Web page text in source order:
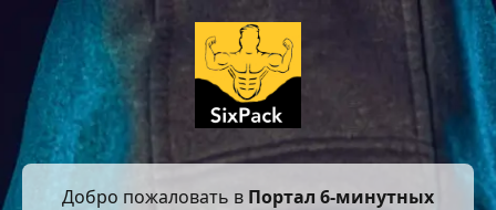
Добро пожаловать в Портал 6-минутных